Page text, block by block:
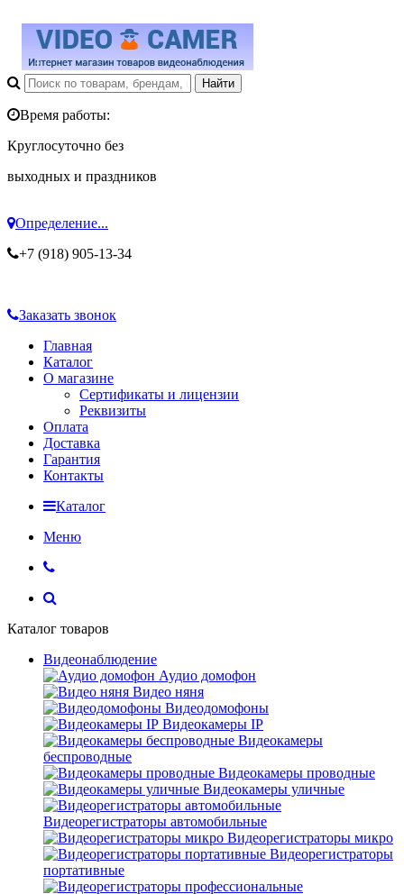
Время работы:
Круглосуточно без
выходных и праздников
Определение...
+7 (918) 905-13-34
Заказать звонок
Главная
Каталог
О магазине
Сертификаты и лицензии
Реквизиты
Оплата
Доставка
Гарантия
Контакты
Каталог
Меню
Каталог товаров
Видеонаблюдение
Аудио домофон
Видео няня
Видеодомофоны
Видеокамеры IP
Видеокамеры
беспроводные
Видеокамеры проводные
Видеокамеры уличные
Видеорегистраторы автомобильные
Видеорегистраторы микро
Видеорегистраторы
портативные